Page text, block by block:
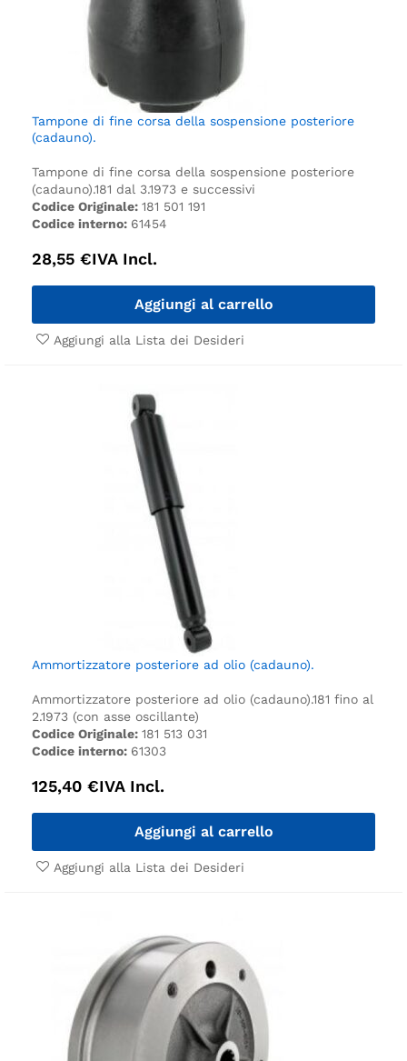
Tampone di fine corsa della sospensione posteriore
(cadauno).
Tampone di fine corsa della sospensione posteriore
(cadauno).181 dal 3.1973 e successivi
Codice Originale: 181 501 191
Codice interno: 61454
28,55 €IVA Incl.
Aggiungi al carrello
Aggiungi alla Lista dei Desideri
Ammortizzatore posteriore ad olio (cadauno).
Ammortizzatore posteriore ad olio (cadauno).181 fino al
2.1973 (con asse oscillante)
Codice Originale: 181 513 031
Codice interno: 61303
125,40 €IVA Incl.
Aggiungi al carrello
Aggiungi alla Lista dei Desideri